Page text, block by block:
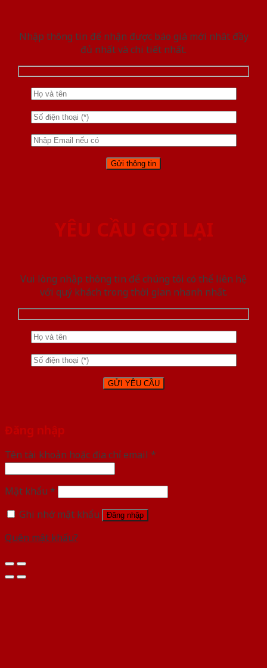
Nhập thông tin để nhận được báo giá mới nhât đầy
đủ nhất và chi tiết nhất.
YÊU CẦU GỌI LẠI
Vui lòng nhập thông tin để chúng tôi có thể liên hệ
với quý khách trong thời gian nhanh nhất.
Đăng nhập
Tên tài khoản hoặc địa chỉ email *
Mật khẩu *
Ghi nhớ mật khẩu
Đăng nhập
Quên mật khẩu?